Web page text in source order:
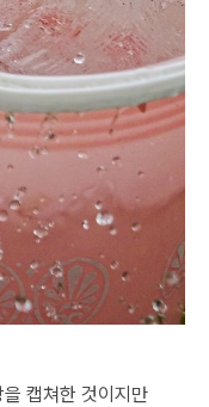
캡쳐한 것이지만